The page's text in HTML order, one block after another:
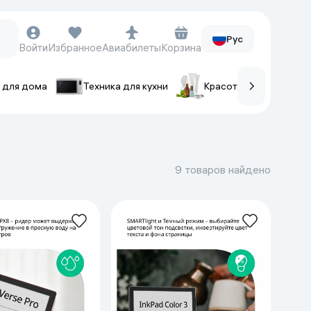
Ремешки для часов
Фотоаппараты и видеокамеры
Фотоаппараты
Экшен-камеры
ВойтиИзбранноеАвиабилетыКорзина
Рус
для дома Техника для кухни Красота и уход
9 товаров найдено